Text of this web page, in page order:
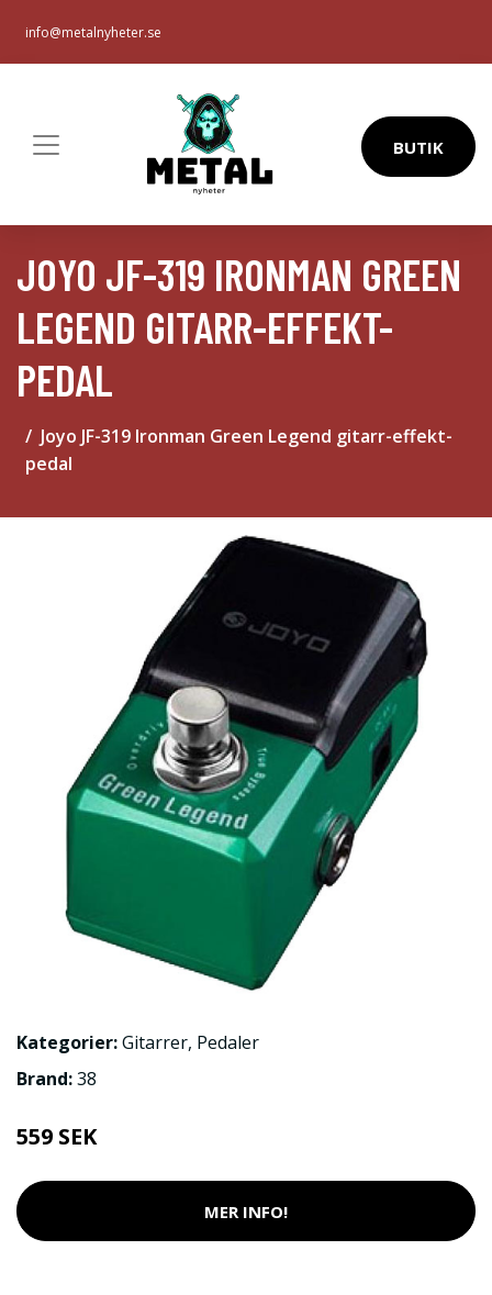
info@metalnyheter.se
BUTIK
JOYO JF-319 IRONMAN GREEN
LEGEND GITARR-EFFEKT-
PEDAL
Joyo JF-319 Ironman Green Legend gitarr-effekt-
pedal
Kategorier:Gitarrer, Pedaler
Brand:38
559 SEK
MER INFO!